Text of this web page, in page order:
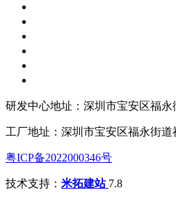
研发中心地址：深圳市宝安区福
工厂地址：深圳市宝安区福永街
粤ICP备2022000346号
技术支持： 米拓建站 7.8